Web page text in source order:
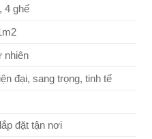
4 ghế
nhiên
đại, sang trọng, tinh tế
đặt tận nơi